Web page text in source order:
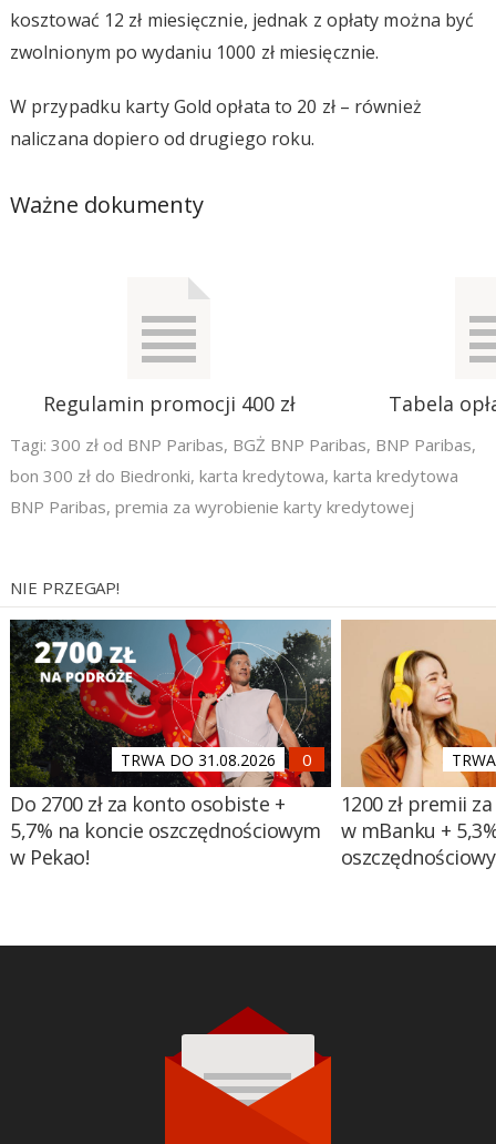
kosztować 12 zł miesięcznie, jednak z opłaty można być
zwolnionym po wydaniu 1000 zł miesięcznie.
W przypadku karty Gold opłata to 20 zł – również
naliczana dopiero od drugiego roku.
Ważne dokumenty
Regulamin promocji 400 zł Tabela
Tagi: 300 zł od BNP Paribas, BGŻ BNP Paribas, BNP Paribas,
bon 300 zł do Biedronki, karta kredytowa, karta kredytowa
BNP Paribas, premia za wyrobienie karty kredytowej
NIE PRZEGAP!
TRWA DO 31.08.2026
Do 2700 zł za konto osobiste +
5,7% na koncie oszczędnościowym
w Pekao!
1200 zł premii
w mBanku +